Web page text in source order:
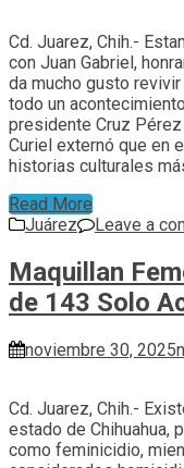
Cd. Juarez, Chih.-
con Juan Gabriel,
da mucho gusto
todo un
presidente Cruz Pérez
Curiel externó que en
historias culturales
Read More
Juárez
Leave a
Maquillan
de 143 Solo
noviembre 30, 2025
Cd. Juarez, Chih.-
estado de Chihuahua,
como feminicidio,